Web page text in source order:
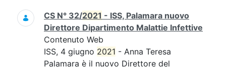
CS N° 32/2021 - ISS, Palamara nuovo
Direttore Dipartimento Malattie Infettive
Contenuto Web
ISS, 4 giugno 2021 - Anna Teresa
Palamara è il nuovo Direttore del